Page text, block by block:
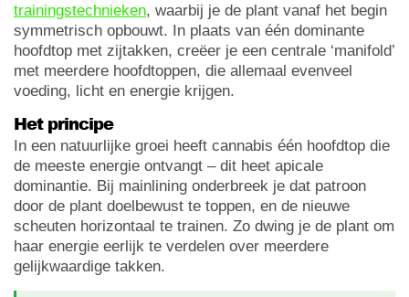
trainingstechnieken, waarbij je de plant vanaf het begin
symmetrisch opbouwt. In plaats van één dominante
hoofdtop met zijtakken, creëer je een centrale ‘manifold’
met meerdere hoofdtoppen, die allemaal evenveel
voeding, licht en energie krijgen.
Het principe
In een natuurlijke groei heeft cannabis één hoofdtop die
de meeste energie ontvangt – dit heet apicale
dominantie. Bij mainlining onderbreek je dat patroon
door de plant doelbewust te toppen, en de nieuwe
scheuten horizontaal te trainen. Zo dwing je de plant om
haar energie eerlijk te verdelen over meerdere
gelijkwaardige takken.